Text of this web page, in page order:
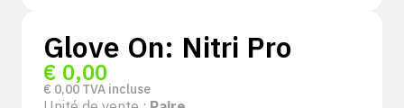
Glove On: Nitri Pro
€ 0,00
€ 0,00 TVA incluse